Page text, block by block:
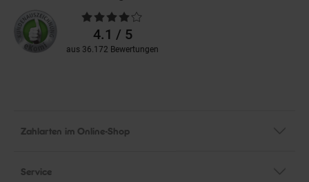
Durchschnittliche
Bewertungen4.1 / 5
aus 36.172 Bewertungen